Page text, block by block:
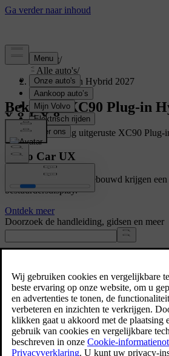
Support/
Alle auto's/
XC90 Plug-in Hybrid 2027
Bekijk de XC90 Plug-in
Toont een volledig uitgeruste XC90
Volvo Car UX
Auto's met Google ingebouwd krijgen
bestuurdersdisplay.
Ontdek meer
Doorzoek de handleiding, gidsen en meer
Gebruikershandleiding
Auto-software
Interieur
Exterieur